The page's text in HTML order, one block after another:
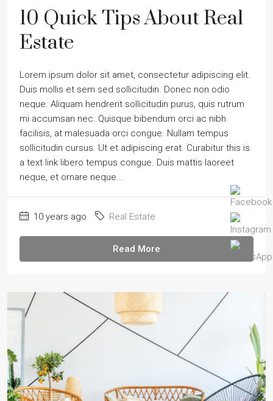
10 Quick Tips About Real
Estate
Lorem ipsum dolor sit amet, consectetur adipiscing elit.
Duis mollis et sem sed sollicitudin. Donec non odio
neque. Aliquam hendrerit sollicitudin purus, quis rutrum
mi accumsan nec. Quisque bibendum orci ac nibh
facilisis, at malesuada orci congue. Nullam tempus
sollicitudin cursus. Ut et adipiscing erat. Curabitur this is
a text link libero tempus congue. Duis mattis laoreet
neque, et ornare neque...
10 years ago Real Estate
Read More